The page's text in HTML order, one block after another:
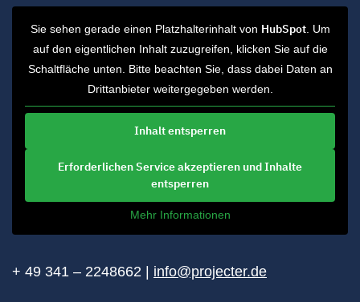
Sie sehen gerade einen Platzhalterinhalt von HubSpot. Um
auf den eigentlichen Inhalt zuzugreifen, klicken Sie auf die
Schaltfläche unten. Bitte beachten Sie, dass dabei Daten an
Drittanbieter weitergegeben werden.
Inhalt entsperren
Erforderlichen Service akzeptieren und Inhalte
entsperren
Mehr Informationen
+ 49 341 – 2248662 | info@projecter.de